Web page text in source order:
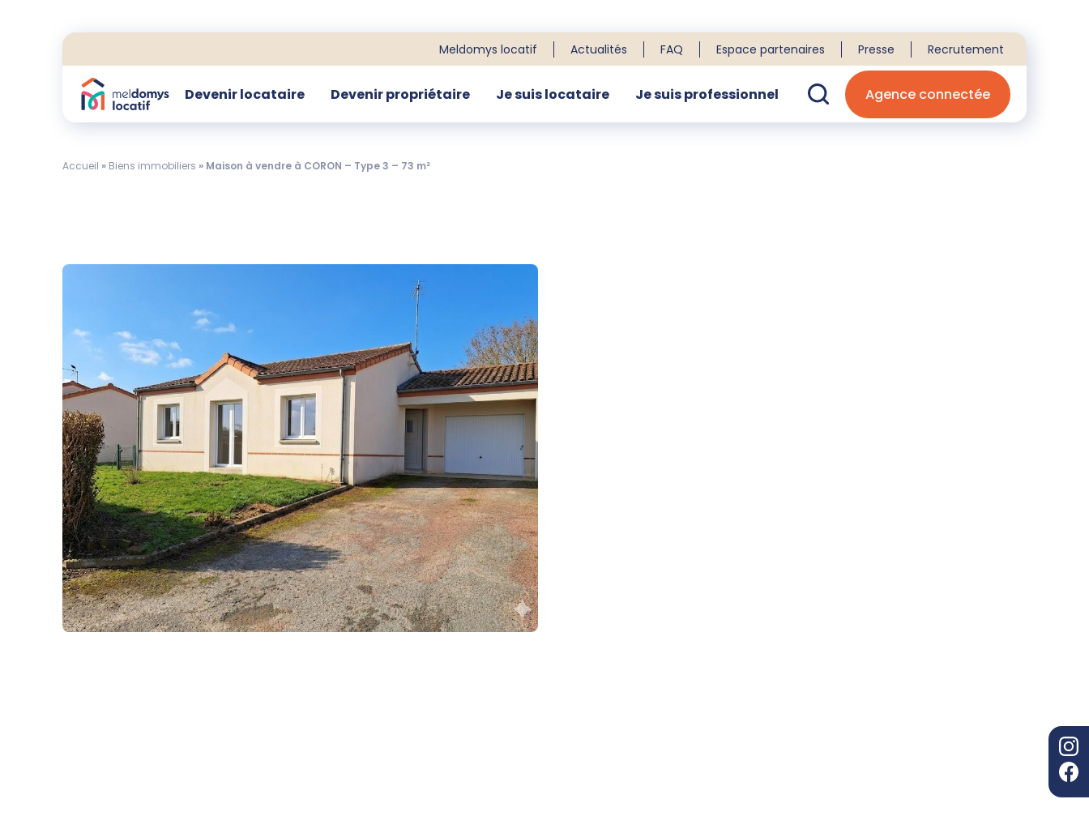
Meldomys locatif Actualités FAQ Espace partenaires Presse Recrutement
Devenir locataire Devenir propriétaire Je suis locataire Je suis professionnel Agence connectée
Accueil » Biens immobiliers » Maison à vendre à CORON – Type 3 – 73 m²